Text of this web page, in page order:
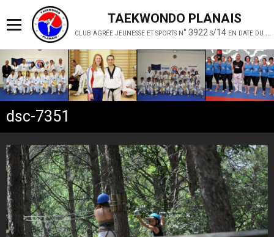
TAEKWONDO PLANAIS
dsc-7351